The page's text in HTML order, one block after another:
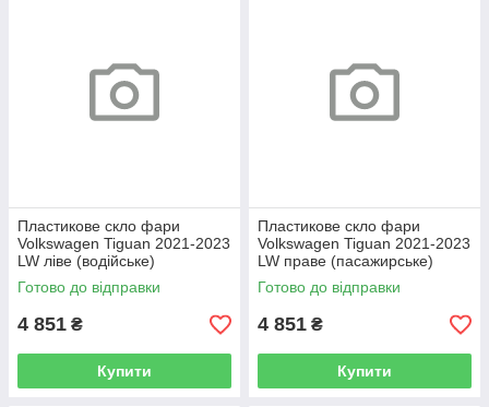
Пластикове скло фари
Volkswagen Tiguan 2021-2023
LW ліве (водійське)
Готово до відправки
4 851 ₴
Купити
Пластикове скло фари
Volkswagen Tiguan 2021-2023
LW праве (пасажирське)
Готово до відправки
4 851 ₴
Купити